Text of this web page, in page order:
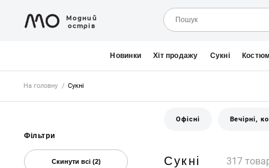
Модний
острів
Новинки Хіт продажу Сукні
На головну / Сукні
Фільтри
Скинути всі (2)
Офісні Вечірні,
Сукні 317